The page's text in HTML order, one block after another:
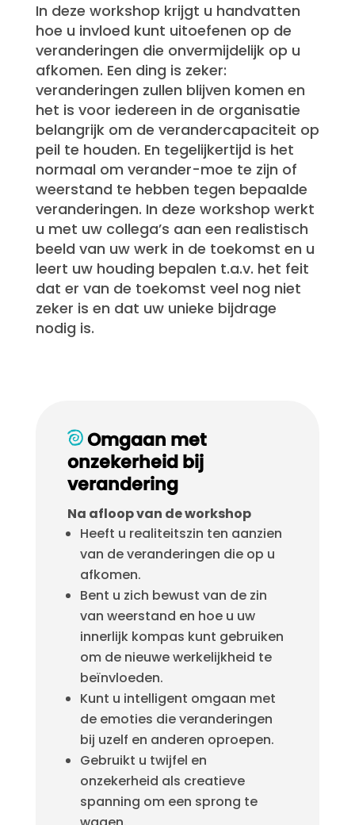
In deze workshop krijgt u handvatten
hoe u invloed kunt uitoefenen op de
veranderingen die onvermijdelijk op u
afkomen. Een ding is zeker:
veranderingen zullen blijven komen en
het is voor iedereen in de organisatie
belangrijk om de verandercapaciteit op
peil te houden. En tegelijkertijd is het
normaal om verander-moe te zijn of
weerstand te hebben tegen bepaalde
veranderingen. In deze workshop werkt
u met uw collega’s aan een realistisch
beeld van uw werk in de toekomst en u
leert uw houding bepalen t.a.v. het feit
dat er van de toekomst veel nog niet
zeker is en dat uw unieke bijdrage
nodig is.
Omgaan met
onzekerheid bij
verandering
Na afloop van de workshop
Heeft u realiteitszin ten aanzien
van de veranderingen die op u
afkomen.
Bent u zich bewust van de zin
van weerstand en hoe u uw
innerlijk kompas kunt gebruiken
om de nieuwe werkelijkheid te
beïnvloeden.
Kunt u intelligent omgaan met
de emoties die veranderingen
bij uzelf en anderen oproepen.
Gebruikt u twijfel en
onzekerheid als creatieve
spanning om een sprong te